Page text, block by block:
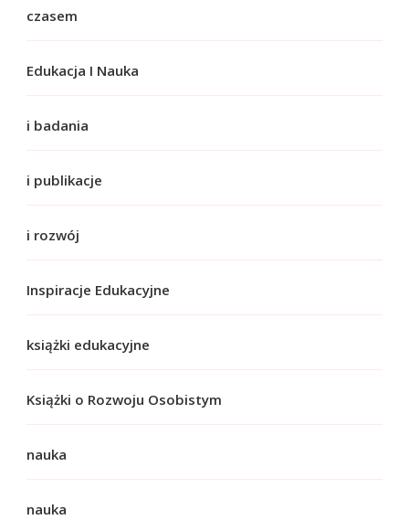
czasem
Edukacja I Nauka
i badania
i publikacje
i rozwój
Inspiracje Edukacyjne
książki edukacyjne
Książki o Rozwoju Osobistym
nauka
nauka